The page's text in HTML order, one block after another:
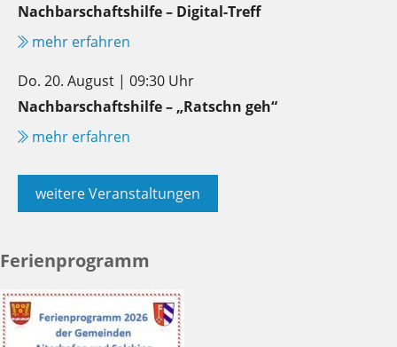
Nachbarschaftshilfe – Digital-Treff
mehr erfahren
Do. 20. August | 09:30 Uhr
Nachbarschaftshilfe – „Ratschn geh“
mehr erfahren
weitere Veranstaltungen
Ferienprogramm